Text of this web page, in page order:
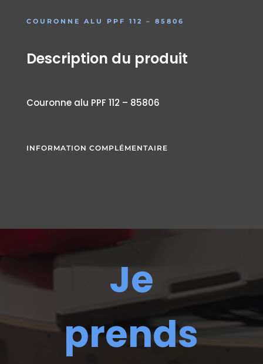
COURONNE ALU PPF 112 – 85806
Description du produit
Couronne alu PPF 112 – 85806
INFORMATION COMPLÉMENTAIRE
Je
prends